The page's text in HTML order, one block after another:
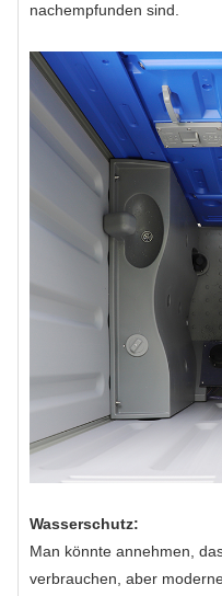
nachempfunden sind.
Wasserschutz:
Man könnte annehmen,
verbrauchen, aber